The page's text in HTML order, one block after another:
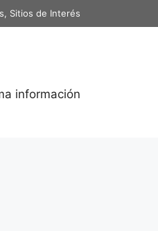
Sitios de Interés
información